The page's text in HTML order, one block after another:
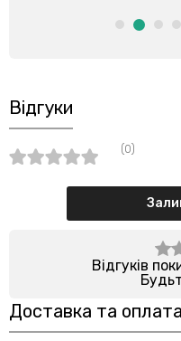
Відгуки
(0)
Відгуків
Доставка та оплата